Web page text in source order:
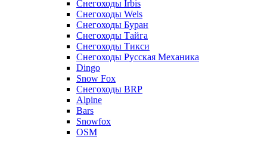
Снегоходы Irbis
Снегоходы Wels
Снегоходы Буран
Снегоходы Тайга
Снегоходы Тикси
Снегоходы Русская Механика
Dingo
Snow Fox
Снегоходы BRP
Alpine
Bars
Snowfox
OSM